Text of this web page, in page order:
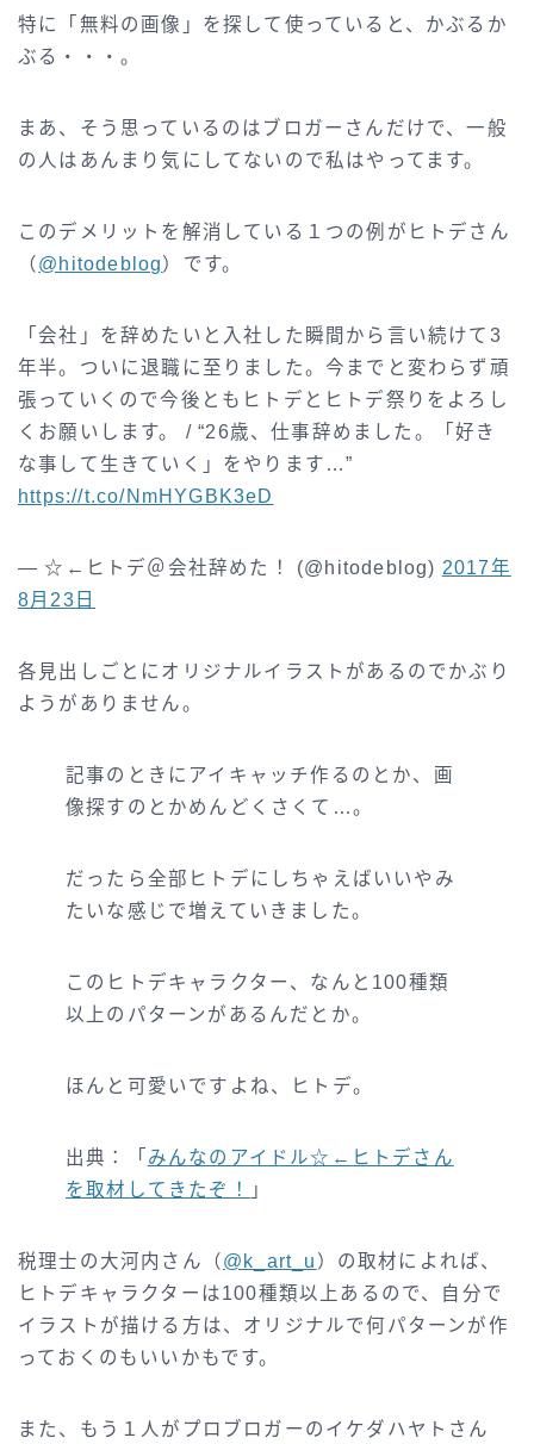
特に「無料の画像」を探して使っていると、かぶるか
ぶる・・・。
まあ、そう思っているのはブロガーさんだけで、一般
の人はあんまり気にしてないので私はやってます。
このデメリットを解消している１つの例がヒトデさん
（ @hitodeblog）です。
「会社」を辞めたいと入社した瞬間から言い続けて3
年半。ついに退職に至りました。今までと変わらず頑
張っていくので今後ともヒトデとヒトデ祭りをよろし
くお願いします。 / “26歳、仕事辞めました。「好き
な事して生きていく」をやります…”
https://t.co/NmHYGBK3eD
— ☆←ヒトデ＠会社辞めた！ (@hitodeblog) 2017年
8月23日
各見出しごとにオリジナルイラストがあるのでかぶり
ようがありません。
記事のときにアイキャッチ作るのとか、画
像探すのとかめんどくさくて…。
だったら全部ヒトデにしちゃえばいいやみ
たいな感じで増えていきました。
このヒトデキャラクター、なんと100種類
以上のパターンがあるんだとか。
ほんと可愛いですよね、ヒトデ。
出典：「 みんなのアイドル☆←ヒトデさん
を取材してきたぞ！
」
税理士の大河内さん（ @k_art_u ）の取材によれば、
ヒトデキャラクターは100種類以上あるので、自分で
イラストが描ける方は、オリジナルで何パターンが作
っておくのもいいかもです。
また、もう１人がプロブロガーのイケダハヤトさん